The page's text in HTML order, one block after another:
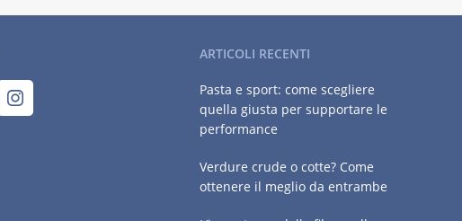
ARTICOLI RECENTI
Pasta e sport: come scegliere
quella giusta per supportare le
performance
Verdure crude o cotte? Come
ottenere il meglio da entrambe